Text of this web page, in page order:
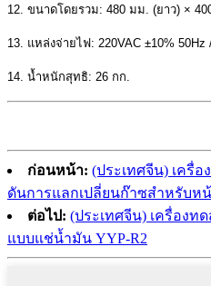
12. ขนาดโดยรวม: 480 มม. (ยาว) ×
13. แหล่งจ่ายไฟ: 220VAC ±10% 50Hz
14. น้ำหนักสุทธิ: 26 กก.
ก่อนหน้า: (ประเทศจีน) เครื่
ดันการแลกเปลี่ยนก๊าซสำหรับห
ต่อไป: (ประเทศจีน) เครื่องท
แบบแช่น้ำมัน YYP-R2